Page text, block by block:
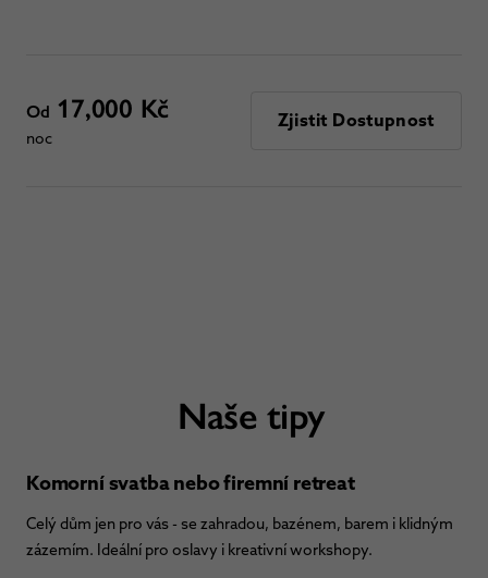
Od 17,000 Kč
noc
Zjistit Dostupnost
Naše tipy
Komorní svatba nebo firemní retreat
Celý dům jen pro vás - se zahradou, bazénem, barem i klidným
zázemím. Ideální pro oslavy i kreativní workshopy.